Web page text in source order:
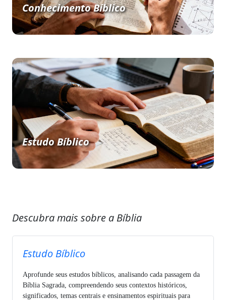
Conhecimento Bíblico
Estudo Bíblico
Descubra mais sobre a Bíblia
Estudo Bíblico
Aprofunde seus estudos bíblicos, analisando cada passagem da
Bíblia Sagrada, compreendendo seus contextos históricos,
significados, temas centrais e ensinamentos espirituais para